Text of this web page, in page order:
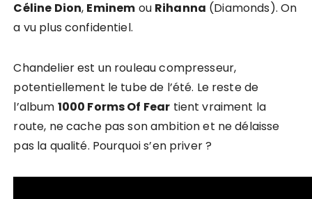
Céline Dion, Eminem ou Rihanna (Diamonds). On
a vu plus confidentiel.
Chandelier est un rouleau compresseur,
potentiellement le tube de l’été. Le reste de
l’album 1000 Forms Of Fear tient vraiment la
route, ne cache pas son ambition et ne délaisse
pas la qualité. Pourquoi s’en priver ?